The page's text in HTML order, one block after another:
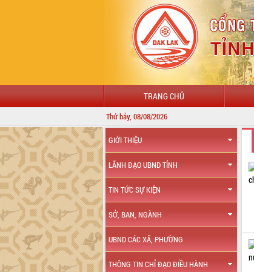
TRANG CHỦ
Thứ bảy, 08/08/2026
GIỚI THIỆU
LÃNH ĐẠO UBND TỈNH
TIN TỨC SỰ KIỆN
SỞ, BAN, NGÀNH
UBND CÁC XÃ, PHƯỜNG
THÔNG TIN CHỈ ĐẠO ĐIỀU HÀNH